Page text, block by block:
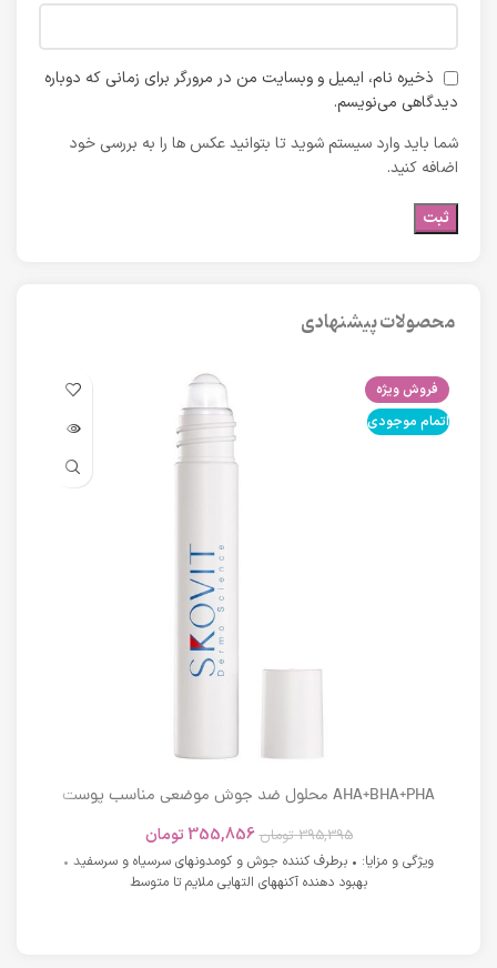
ذخیره نام، ایمیل و وبسایت من در مرورگر برای زمانی که دوباره
دیدگاهی می‌نویسم.
شما باید وارد سیستم شوید تا بتوانید عکس ها را به بررسی خود
اضافه کنید.
محصولات پیشنهادی
فروش ویژه
اتمام موجودی
AHA+BHA+PHA محلول ضد جوش موضعی مناسب پوست
395,395 تومان 355,856 تومان
ویژگی و مزایا: • برطرف کننده جوش و کومدونهای سرسیاه و سرسفید •
بهبود دهنده آکنههای التهابی ملایم تا متوسط